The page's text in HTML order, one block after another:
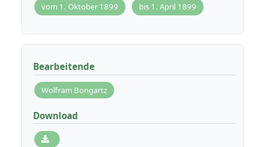
vom 1. Oktober 1899 bis 1. April 1899
Bearbeitende
Wolfram Bongartz
Download